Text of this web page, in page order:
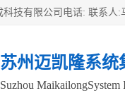
苏州迈凯隆系统
Suzhou MaikailongSystem